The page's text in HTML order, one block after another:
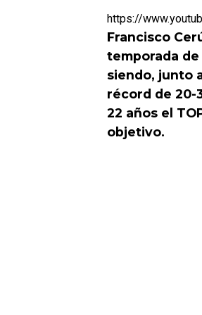
https://
Francisco
temporada de
siendo, junto
récord de 20-
22 años el
objetivo.